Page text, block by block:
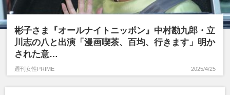
彬子さま『オールナイトニッポン』中村勘九郎・立
川志の八と出演「漫画喫茶、百均、行きます」明か
された意…
週刊女性PRIME 2025/4/25